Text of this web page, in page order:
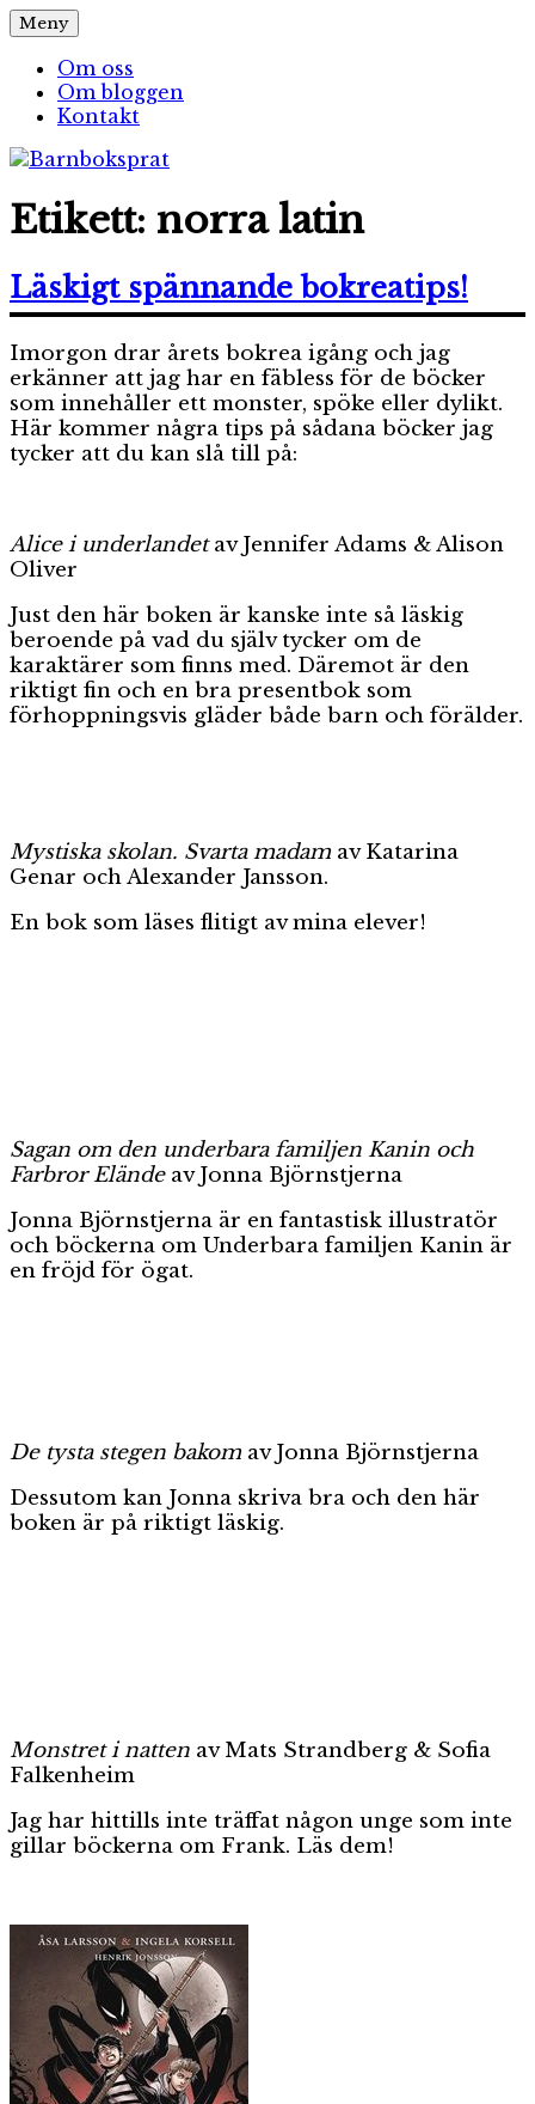
Hoppa
till
innehåll
Barnboksprat
– en blogg om barnböcker
Meny
Om oss
Om bloggen
Kontakt
Etikett: norra latin
Läskigt spännande bokreatips!
Imorgon drar årets bokrea igång och jag
erkänner att jag har en fäbless för de böcker
som innehåller ett monster, spöke eller dylikt.
Här kommer några tips på sådana böcker jag
tycker att du kan slå till på:
Alice i underlandetav Jennifer Adams & Alison
Oliver
Just den här boken är kanske inte så läskig
beroende på vad du själv tycker om de
karaktärer som finns med. Däremot är den
riktigt fin och en bra presentbok som
förhoppningsvis gläder både barn och förälder.
Mystiska skolan. Svarta madam av Katarina
Genar och Alexander Jansson.
En bok som läses flitigt av mina elever!
Sagan om den underbara familjen Kanin och
Farbror Eländeav Jonna Björnstjerna
Jonna Björnstjerna är en fantastisk illustratör
och böckerna om Underbara familjen Kanin är
en fröjd för ögat.
De tysta stegen bakom av Jonna Björnstjerna
Dessutom kan Jonna skriva bra och den här
boken är på riktigt läskig.
Monstret i natten av Mats Strandberg & Sofia
Falkenheim
Jag har hittills inte träffat någon unge som inte
gillar böckerna om Frank. Läs dem!